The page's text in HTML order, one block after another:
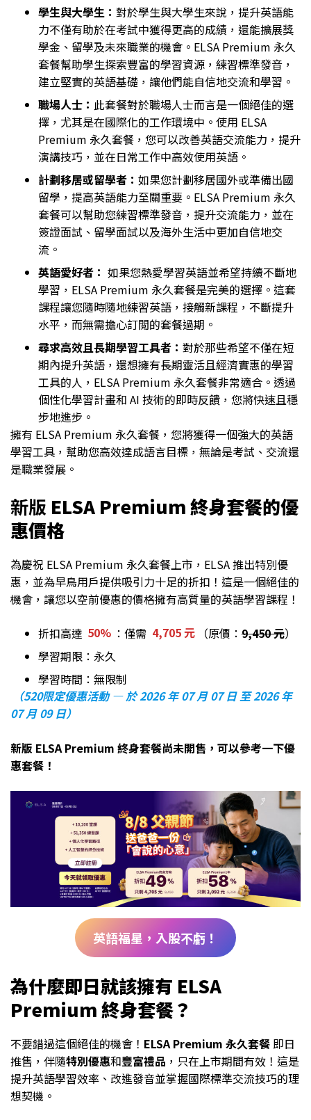
學生與大學生： 對於學生與大學生來說，提升英語能
力不僅有助於在考試中獲得更高的成績，還能擴展獎
學金、留學及未來職業的機會。ELSA Premium 永久
套餐幫助學生探索豐富的學習資源，練習標準發音，
建立堅實的英語基礎，讓他們能自信地交流和學習。
職場人士： 此套餐對於職場人士而言是一個絕佳的選
擇，尤其是在國際化的工作環境中。使用 ELSA
Premium 永久套餐，您可以改善英語交流能力，提升
演講技巧，並在日常工作中高效使用英語。
計劃移居或留學者： 如果您計劃移居國外或準備出國
留學，提高英語能力至關重要。ELSA Premium 永久
套餐可以幫助您練習標準發音，提升交流能力，並在
簽證面試、留學面試以及海外生活中更加自信地交
流。
英語愛好者： 如果您熱愛學習英語並希望持續不斷地
學習，ELSA Premium 永久套餐是完美的選擇。這套
課程讓您隨時隨地練習英語，接觸新課程，不斷提升
水平，而無需擔心訂閲的套餐過期。
尋求高效且長期學習工具者： 對於那些希望不僅在短
期內提升英語，還想擁有長期靈活且經濟實惠的學習
工具的人，ELSA Premium 永久套餐非常適合。透過
個性化學習計畫和 AI 技術的即時反饋，您將快速且穩
步地進步。
擁有 ELSA Premium 永久套餐，您將獲得一個強大的英語
學習工具，幫助您高效達成語言目標，無論是考試、交流還
是職業發展。
新版 ELSA Premium 終身套餐的優
惠價格
為慶祝 ELSA Premium 永久套餐上市，ELSA 推出特別優
惠，並為早鳥用戶提供吸引力十足的折扣！這是一個絕佳的
機會，讓您以空前優惠的價格擁有高質量的英語學習課程！
折扣高達 50% ：僅需 4,705 元 （原價：9,450 元）
學習期限：永久
學習時間：無限制
（520限定優惠活動 — 於 2026 年 07 月 07 日 至 2026 年
07 月 09 日）
新版 ELSA Premium 終身套餐尚未開售，可以參考一下優
惠套餐！
英語福星，入股不虧！
為什麼即日就該擁有 ELSA
Premium 終身套餐？
不要錯過這個絕佳的機會！ ELSA Premium 永久套餐 即日
推售，伴隨特別優惠和豐富禮品 ，只在上市期間有效！這是
提升英語學習效率、改進發音並掌握國際標準交流技巧的理
想契機。